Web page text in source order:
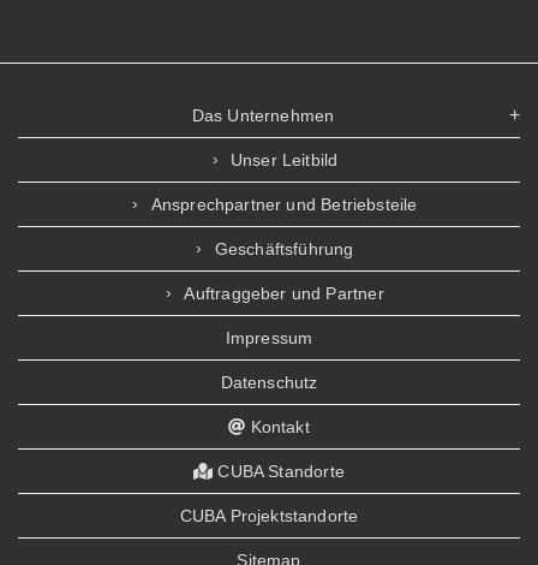
Das Unternehmen
Unser Leitbild
Ansprechpartner und Betriebsteile
Geschäftsführung
Auftraggeber und Partner
Impressum
Datenschutz
Kontakt
CUBA Standorte
CUBA Projektstandorte
Sitemap